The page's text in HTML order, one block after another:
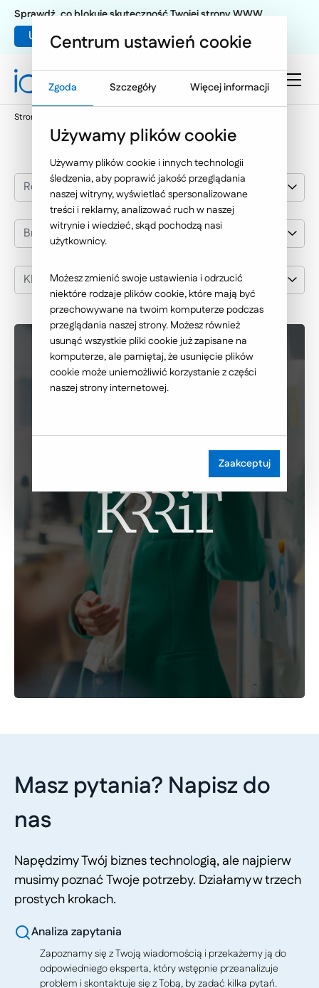
Umów warsztat UX
Sprawdź, co blokuje skuteczność Twojej strony WWW
Strona główna
Rozwiązania IT
Branża
KRRiT
Masz pytania? Napisz do
nas
Napędzimy Twój biznes technologią, ale najpierw
musimy poznać Twoje potrzeby. Działamy w trzech
prostych krokach.
Analiza zapytania
Zapoznamy się z Twoją wiadomością i przekażemy ją do
odpowiedniego eksperta, który wstępnie przeanalizuje
problem i skontaktuje się z Tobą, by zadać kilka pytań.
Centrum ustawień cookie
Zgoda Szczegóły Więcej informacji
Używamy plików cookie
Używamy plików cookie i innych technologii
śledzenia, aby poprawić jakość przeglądania
naszej witryny, wyświetlać spersonalizowane
treści i reklamy, analizować ruch w naszej
witrynie i wiedzieć, skąd pochodzą nasi
użytkownicy.
Możesz zmienić swoje ustawienia i odrzucić
niektóre rodzaje plików cookie, które mają być
przechowywane na twoim komputerze podczas
przeglądania naszej strony. Możesz również
usunąć wszystkie pliki cookie już zapisane na
komputerze, ale pamiętaj, że usunięcie plików
cookie może uniemożliwić korzystanie z części
naszej strony internetowej.
Zaakceptuj